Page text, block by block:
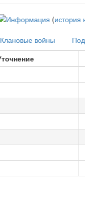
(история
Клановые войны